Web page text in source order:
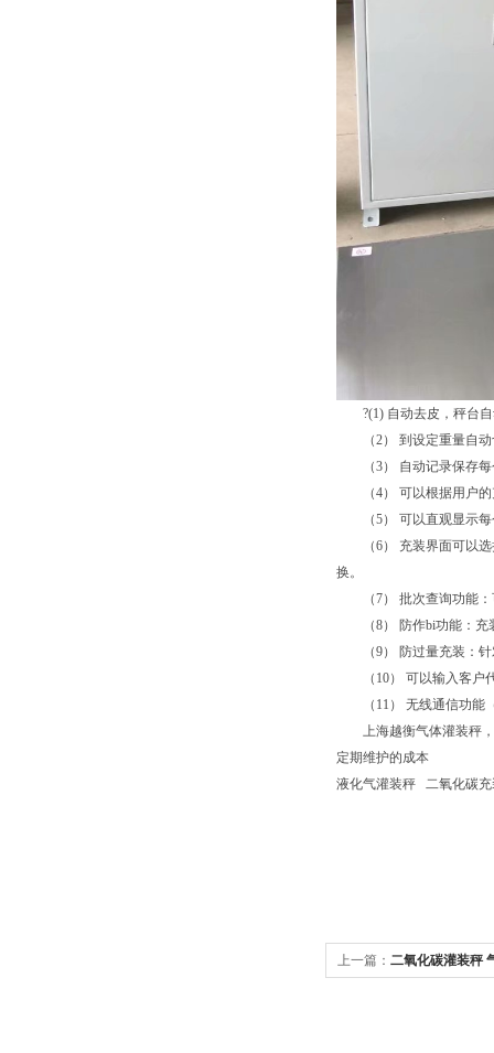
?(1) 自动去皮，秤台自
（2） 到设定重量自动
（3） 自动记录保存每
（4） 可以根据用户的
（5） 可以直观显示每
（6） 充装界面可以选
换。
（7） 批次查询功能：
（8） 防作bi功能：充
（9） 防过量充装：针
（10） 可以输入客户代
（11） 无线通信功能（
上海越衡气体灌装秤，
定期维护的成本
液化气灌装秤 二氧化碳充
上一篇： 二氧化碳灌装秤